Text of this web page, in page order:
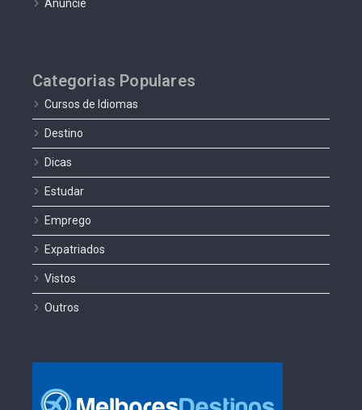
Anuncie
Categorias Populares
Cursos de Idiomas
Destino
Dicas
Estudar
Emprego
Expatriados
Vistos
Outros